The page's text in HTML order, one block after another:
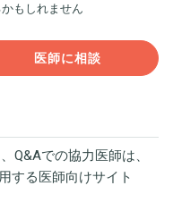
もしれません
医師に相談
Q&Aでの協力医師は、
する医師向けサイト